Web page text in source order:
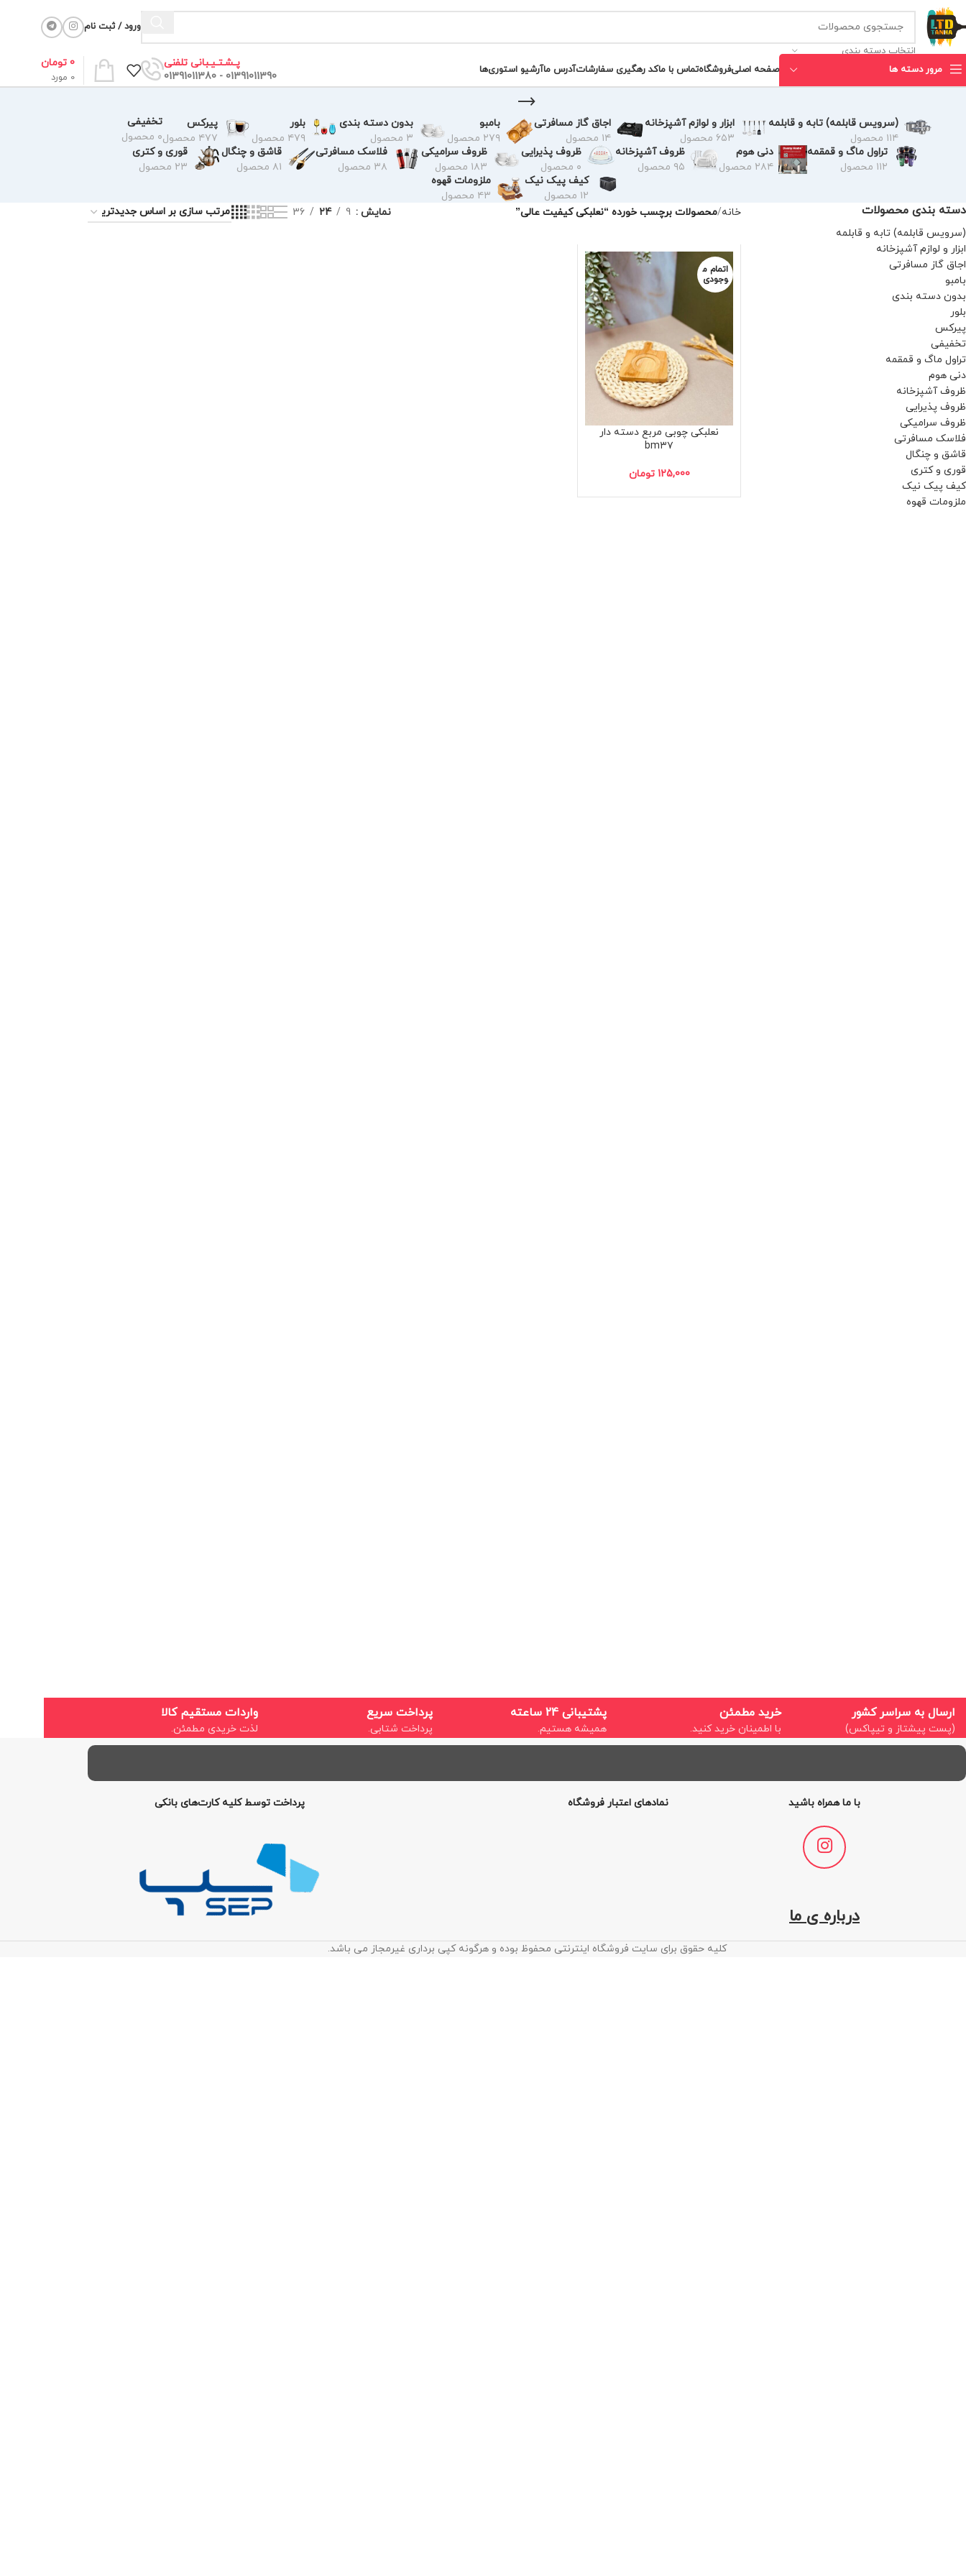
انتخاب دسته بندی
ورود / ثبت نام
مرور دسته ها صفحه اصلیفروشگاهتماس با ماکد رهگیری سفارشاتآدرس ماآرشیو استوری‌ها
پـشـتـیـبانی تلفنی
01391011390 - 01391011380
0 مورد
0 تومان
(سرویس قابلمه) تابه و قابلمه
۱۱۴ محصول
ابزار و لوازم آشپزخانه
۶۵۳ محصول
اجاق گاز مسافرتی
۱۴ محصول
بامبو
۲۷۹ محصول
بدون دسته بندی
۳ محصول
بلور
۴۷۹ محصول
پیرکس
۴۷۷ محصول
تخفیفی
۰ محصول
تراول ماگ و قمقمه
۱۱۲ محصول
دنی هوم
۲۸۴ محصول
ظروف آشپزخانه
۹۵ محصول
ظروف پذیرایی
۰ محصول
ظروف سرامیکی
۱۸۳ محصول
فلاسک مسافرتی
۳۸ محصول
قاشق و چنگال
۸۱ محصول
قوری و کتری
۲۳ محصول
کیف پیک نیک
۱۲ محصول
ملزومات قهوه
۴۳ محصول
دسته بندی محصولات
(سرویس قابلمه) تابه و قابلمه
ابزار و لوازم آشپزخانه
اجاق گاز مسافرتی
بامبو
بدون دسته بندی
بلور
پیرکس
تخفیفی
تراول ماگ و قمقمه
دنی هوم
ظروف آشپزخانه
ظروف پذیرایی
ظروف سرامیکی
فلاسک مسافرتی
قاشق و چنگال
قوری و کتری
کیف پیک نیک
ملزومات قهوه
خانه محصولات برچسب خورده “نعلبکی کیفیت عالی” نمایش 9
24
36
اتمام م
وجودی
نعلبکی چوبی مربع دسته دار
bm۳۷
125,000 تومان
ارسال به سراسر کشور
(پست پیشتاز و تیپاکس)
خرید مطمئن
با اطمینان خرید کنید.
پشتیبانی 24 ساعته
همیشه هستیم.
پرداخت سریع
پرداخت شتابی.
واردات مستقیم کالا
لذت خریدی مطمئن.
با ما همراه باشید
درباره ی ما
نمادهای اعتبار فروشگاه پرداخت توسط کلیه کارت‌های بانکی
کلیه حقوق برای سایت فروشگاه اینترنتی محفوظ بوده و هرگونه کپی برداری غیرمجاز می باشد.